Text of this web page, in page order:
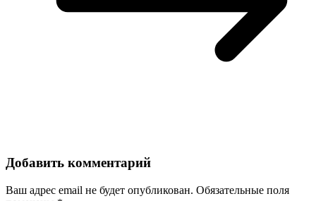
Добавить комментарий
Ваш адрес email не будет опубликован. Обязательные поля